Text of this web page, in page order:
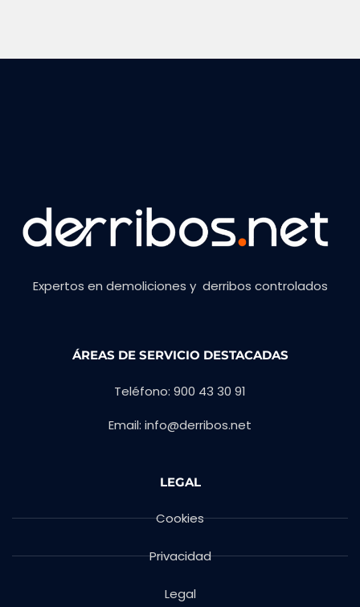
Expertos en demoliciones y derribos controlados
ÁREAS DE SERVICIO DESTACADAS
Teléfono: 900 43 30 91
Email: info@derribos.net
LEGAL
Cookies
Privacidad
Legal